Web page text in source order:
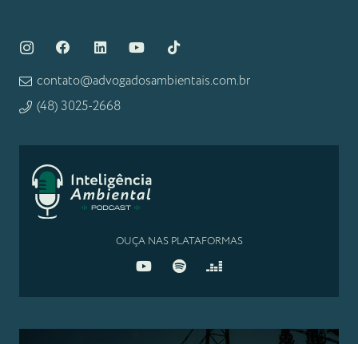
contato@advogadosambientais.com.br
(48) 3025-2668
OUÇA NAS PLATAFORMAS